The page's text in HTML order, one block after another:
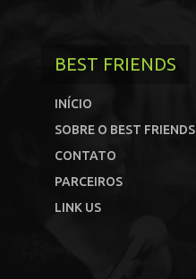
BEST FRIENDS
INÍCIO
SOBRE O BEST FRIENDS
CONTATO
PARCEIROS
LINK US